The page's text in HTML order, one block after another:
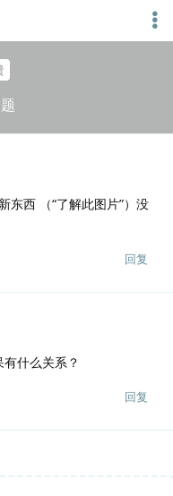
东西 （“了解此图片”）没
回复
什么关系？
回复